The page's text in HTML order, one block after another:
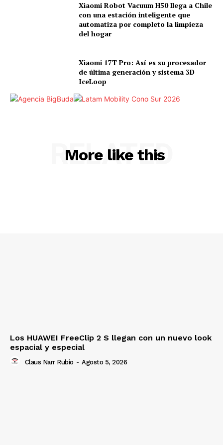
Xiaomi Robot Vacuum H50 llega a Chile
con una estación inteligente que
automatiza por completo la limpieza
del hogar
Xiaomi 17T Pro: Así es su procesador
de última generación y sistema 3D
IceLoop
More like this
RELATED
Los HUAWEI FreeClip 2 S llegan con un nuevo look
espacial y especial
Claus Narr Rubio - Agosto 5, 2026